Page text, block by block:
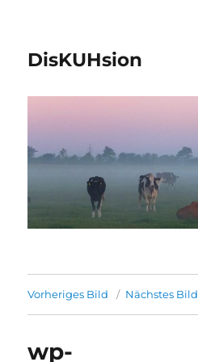
DisKUHsion
Vorheriges Bild Nächstes Bild
wp-